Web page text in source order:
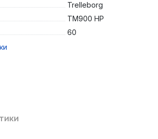
Trelleborg
TM900 HP
60